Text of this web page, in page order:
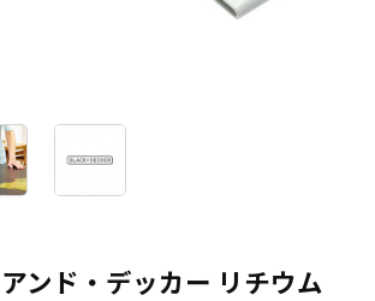
ンド・デッカー リチウム